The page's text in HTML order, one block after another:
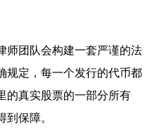
师团队会构建一套严谨的法
规定，每一个发行的代币都
的真实股票的一部分所有
保障。